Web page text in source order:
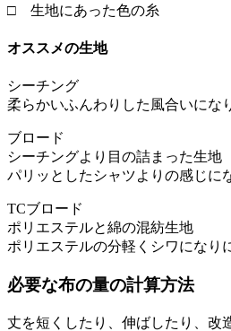
□ 生地にあった色の糸
オススメの生地
シーチング
柔らかいふんわりした風合いにな
ブロード
シーチングより目の詰まった生地
パリッとしたシャツよりの感じに
TCブロード
ポリエステルと綿の混紡生地
ポリエステルの分軽くシワになり
必要な布の量の計算方法
丈を短くしたり、伸ばしたり、改